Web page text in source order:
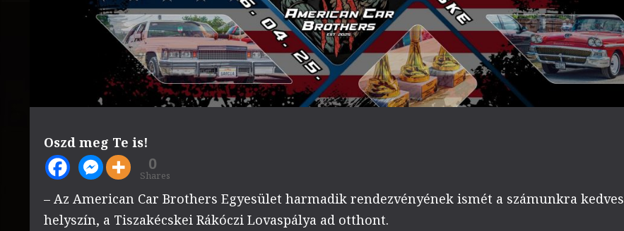
Oszd meg Te is!
0
Shares
– Az American Car Brothers Egyesület harmadik rendezvényének ismét a számunkra kedves
helyszín, a Tiszakécskei Rákóczi Lovaspálya ad otthont.